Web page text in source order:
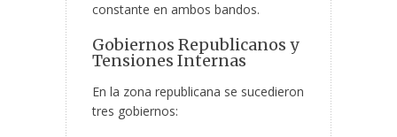
constante en ambos bandos.
Gobiernos Republicanos y
Tensiones Internas
En la zona republicana se sucedieron
tres gobiernos: